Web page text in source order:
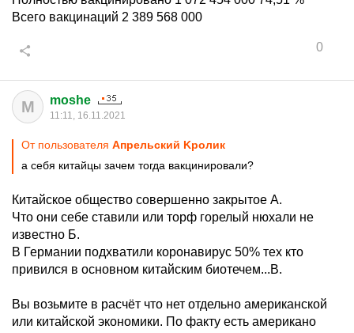
Всего вакцинаций 2 389 568 000
0
M moshe
11:11, 16.11.2021
От пользователя Aпрельский Kролик
а себя китайцы зачем тогда вакцинировали?
Китайское общество совершенно закрытое А.
Что они себе ставили или торф горелый нюхали не
известно Б.
В Германии подхватили коронавирус 50% тех кто
привился в основном китайским биотечем...В.
Вы возьмите в расчёт что нет отдельно американской
или китайской экономики. По факту есть американо